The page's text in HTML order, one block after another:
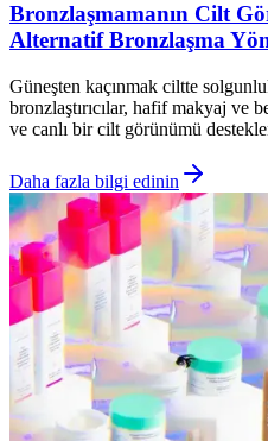
Bronzlaşmamanın Cilt
Alternatif Bronzlaşma
Güneşten kaçınmak ciltte
bronzlaştırıcılar, hafif makyaj ve
ve canlı bir cilt görünümü
Daha fazla bilgi edinin